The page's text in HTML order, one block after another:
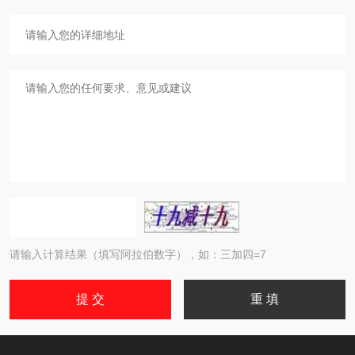
请输入计算结果（填写阿拉伯数字），如：三加四=7